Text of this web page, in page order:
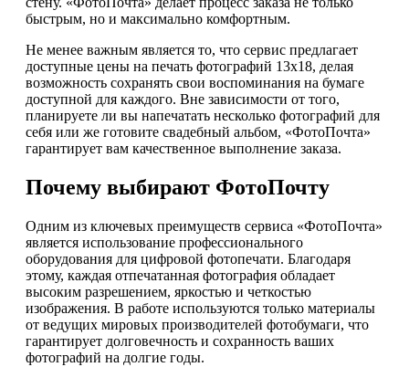
быстрым, но и максимально комфортным.
Не менее важным является то, что сервис предлагает
доступные цены на печать фотографий 13х18, делая
возможность сохранять свои воспоминания на бумаге
доступной для каждого. Вне зависимости от того,
планируете ли вы напечатать несколько фотографий для
себя или же готовите свадебный альбом, «ФотоПочта»
гарантирует вам качественное выполнение заказа.
Почему выбирают ФотоПочту
Одним из ключевых преимуществ сервиса «ФотоПочта»
является использование профессионального
оборудования для цифровой фотопечати. Благодаря
этому, каждая отпечатанная фотография обладает
высоким разрешением, яркостью и четкостью
изображения. В работе используются только материалы
от ведущих мировых производителей фотобумаги, что
гарантирует долговечность и сохранность ваших
фотографий на долгие годы.